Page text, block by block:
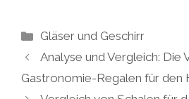
Kategorien
Gläser und Geschirr
Analyse und Vergleich: Die
Gastronomie-Regalen für den